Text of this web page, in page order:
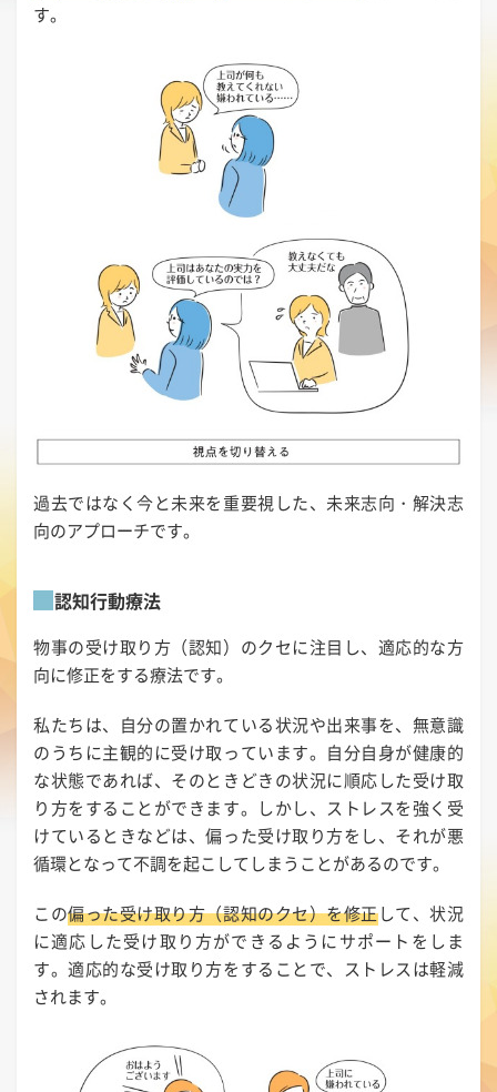
す。
過去ではなく今と未来を重要視した、未来志向・解決志
向のアプローチです。
認知行動療法
物事の受け取り方（認知）のクセに注目し、適応的な方
向に修正をする療法です。
私たちは、自分の置かれている状況や出来事を、無意識
のうちに主観的に受け取っています。自分自身が健康的
な状態であれば、そのときどきの状況に順応した受け取
り方をすることができます。しかし、ストレスを強く受
けているときなどは、偏った受け取り方をし、それが悪
循環となって不調を起こしてしまうことがあるのです。
この偏った受け取り方（認知のクセ）を修正して、状況
に適応した受け取り方ができるようにサポートをしま
す。適応的な受け取り方をすることで、ストレスは軽減
されます。